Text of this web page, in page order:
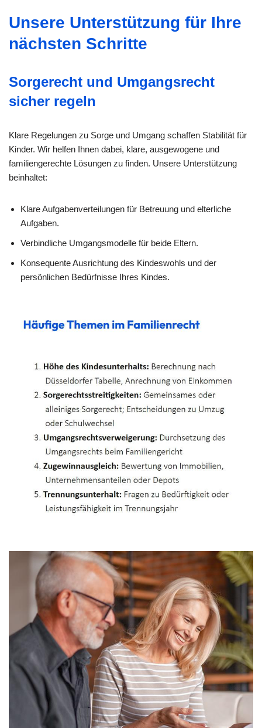
Unsere Unterstützung für Ihre
nächsten Schritte
Sorgerecht und Umgangsrecht
sicher regeln
Klare Regelungen zu Sorge und Umgang schaffen Stabilität für
Kinder. Wir helfen Ihnen dabei, klare, ausgewogene und
familiengerechte Lösungen zu finden. Unsere Unterstützung
beinhaltet:
Klare Aufgabenverteilungen für Betreuung und elterliche
Aufgaben.
Verbindliche Umgangsmodelle für beide Eltern.
Konsequente Ausrichtung des Kindeswohls und der
persönlichen Bedürfnisse Ihres Kindes.